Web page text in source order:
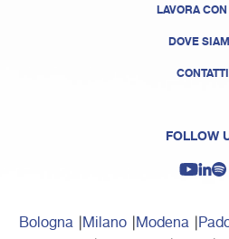
LAVORA
DOVE
CONTATTI
FOLLOW
Bologna Milano Modena